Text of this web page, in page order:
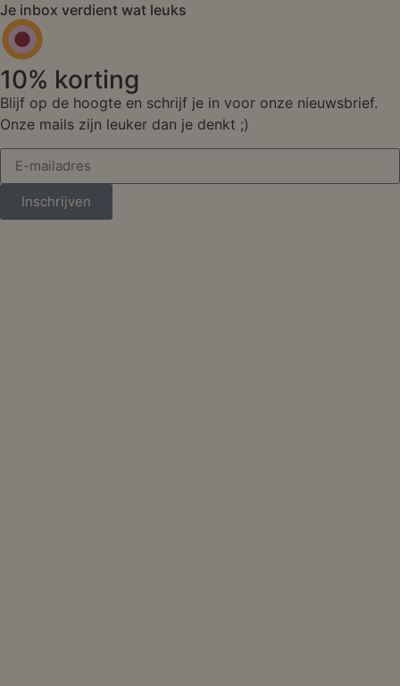
Je inbox verdient wat leuks
10% korting
Blijf op de hoogte en schrijf je in voor onze nieuwsbrief.
Onze mails zijn leuker dan je denkt ;)
Inschrijven